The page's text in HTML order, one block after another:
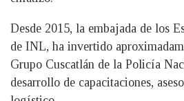
Desde 2015, la embajada de los
de INL, ha invertido
Grupo Cuscatlán de la Policía
desarrollo de capacitaciones,